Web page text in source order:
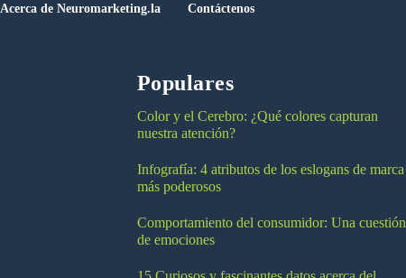
Acerca de Neuromarketing.la Contáctenos
Populares
Color y el Cerebro: ¿Qué colores capturan
nuestra atención?
Infografía: 4 atributos de los eslogans de marca
más poderosos
Comportamiento del consumidor: Una cuestión
de emociones